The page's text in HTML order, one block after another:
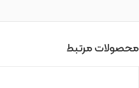
محصولات مرتبط